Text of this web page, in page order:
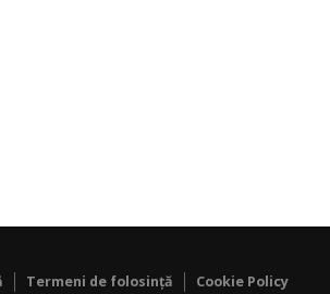
Termeni de folosință Cookie Policy